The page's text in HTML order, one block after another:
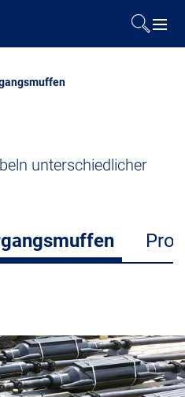
unterschiedlicher